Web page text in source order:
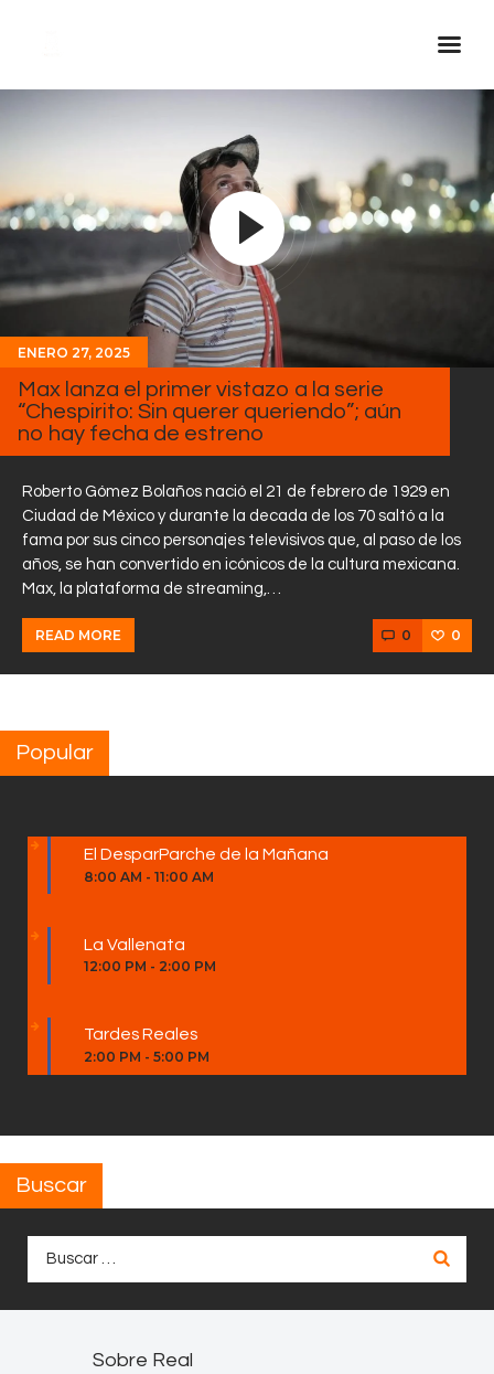
Inicio Real FM
Streaming
En Vivo
Descarga La APP
Programas
Noticias
Equipo
Sobre Nosotros
Contactos
ENERO 27, 2025
Max lanza el primer vistazo a la serie
“Chespirito: Sin querer queriendo”; aún
no hay fecha de estreno
Roberto Gómez Bolaños nació el 21 de febrero de 1929 en
Ciudad de México y durante la decada de los 70 saltó a la
fama por sus cinco personajes televisivos que, al paso de los
años, se han convertido en icónicos de la cultura mexicana.
Max, la plataforma de streaming,…
READ MORE 0 0
Popular
El DesparParche de la Mañana
8:00 AM - 11:00 AM
La Vallenata
12:00 PM - 2:00 PM
Tardes Reales
2:00 PM - 5:00 PM
Buscar
Sobre Real